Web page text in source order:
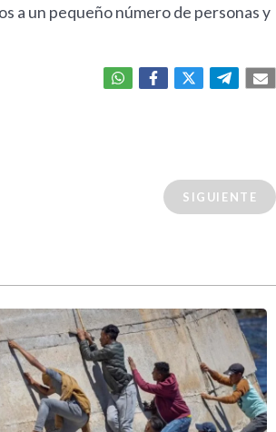
a un pequeño número de personas y
SIGUIENTE